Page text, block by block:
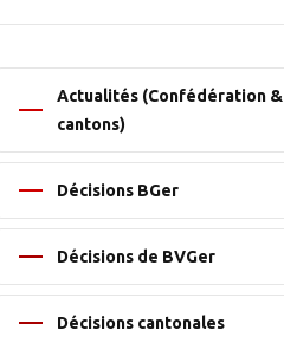
Actualités (Confédération &
cantons)
Décisions BGer
Décisions de BVGer
Décisions cantonales